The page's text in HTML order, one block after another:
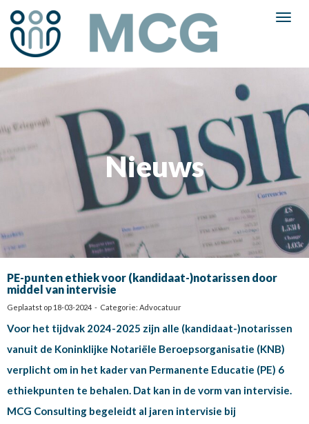
Nieuws
PE-punten ethiek voor (kandidaat-)notarissen door
middel van intervisie
Geplaatst op 18-03-2024 - Categorie: Advocatuur
Voor het tijdvak 2024-2025 zijn alle (kandidaat-)notarissen
vanuit de Koninklijke Notariële Beroepsorganisatie (KNB)
verplicht om in het kader van Permanente Educatie (PE) 6
ethiekpunten te behalen. Dat kan in de vorm van intervisie.
MCG Consulting begeleidt al jaren intervisie bij